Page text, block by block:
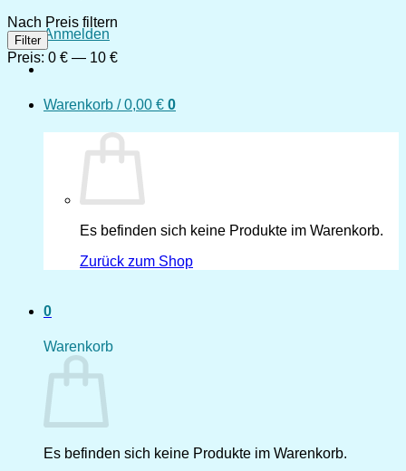
Anmelden
Warenkorb /0,00 € 0
Es befinden sich keine Produkte im Warenkorb.
Zurück zum Shop
0
Warenkorb
Es befinden sich keine Produkte im Warenkorb.
Nach Preis filtern
Min.
Preis
Max.
Preis
Filter
Preis: 0 € — 10 €